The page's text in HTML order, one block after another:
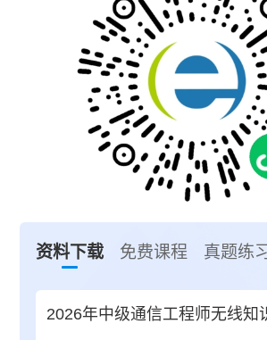
资料下载 免费课程 真题练
2026年中级通信工程师无线知